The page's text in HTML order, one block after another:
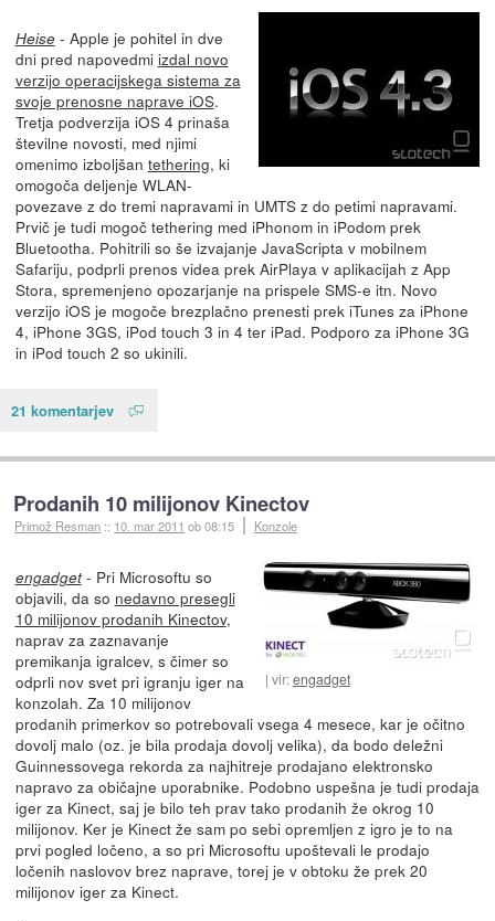
Heise- Apple je pohitel in dve
dni pred napovedmi izdal novo
verzijo operacijskega sistema za
svoje prenosne naprave iOS.
Tretja podverzija iOS 4 prinaša
številne novosti, med njimi
omenimo izboljšan tethering, ki
omogoča deljenje WLAN-
povezave z do tremi napravami in UMTS z do petimi napravami.
Prvič je tudi mogoč tethering med iPhonom in iPodom prek
Bluetootha. Pohitrili so še izvajanje JavaScripta v mobilnem
Safariju, podprli prenos videa prek AirPlaya v aplikacijah z App
Stora, spremenjeno opozarjanje na prispele SMS-e itn. Novo
verzijo iOS je mogoče brezplačno prenesti prek iTunes za iPhone
4, iPhone 3GS, iPod touch 3 in 4 ter iPad. Podporo za iPhone 3G
in iPod touch 2 so ukinili.
21 komentarjev
Prodanih 10 milijonov Kinectov
Primož Resman :: 10. mar 2011 ob 08:15 Konzole
vir:engadget
engadget- Pri Microsoftu so
objavili, da so nedavno presegli
10 milijonov prodanih Kinectov,
naprav za zaznavanje
premikanja igralcev, s čimer so
odprli nov svet pri igranju iger na
konzolah. Za 10 milijonov
prodanih primerkov so potrebovali vsega 4 mesece, kar je očitno
dovolj malo (oz. je bila prodaja dovolj velika), da bodo deležni
Guinnessovega rekorda za najhitreje prodajano elektronsko
napravo za običajne uporabnike. Podobno uspešna je tudi prodaja
iger za Kinect, saj je bilo teh prav tako prodanih že okrog 10
milijonov. Ker je Kinect že sam po sebi opremljen z igro je to na
prvi pogled ločeno, a so pri Microsoftu upoštevali le prodajo
ločenih naslovov brez naprave, torej je v obtoku že prek 20
milijonov iger za Kinect.